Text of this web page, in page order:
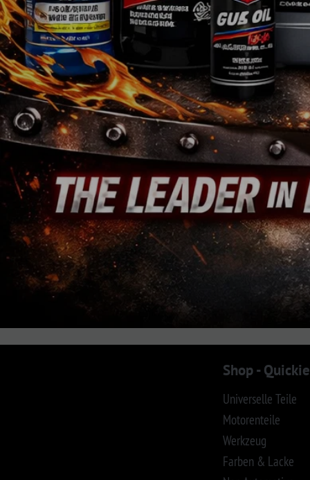
Sonderposten
Teileanfrage
Jedes Logo ist Eigentum des jeweiligen Inhabers. Das GM®-, Chrysler®-, Jeep®-